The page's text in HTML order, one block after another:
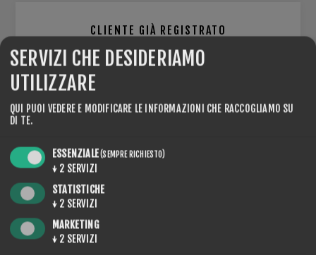
CLIENTE GIÀ REGISTRATO
E-MAIL:
Resta collegato
SERVIZI CHE DESIDERIAMO
UTILIZZARE
QUI PUOI VEDERE E MODIFICARE LE INFORMAZIONI CHE RACCOGLIAMO SU
DI TE.
ESSENZIALE(SEMPRE RICHIESTO)
↓ 2 SERVIZI
STATISTICHE
↓ 2 SERVIZI
MARKETING
↓ 2 SERVIZI